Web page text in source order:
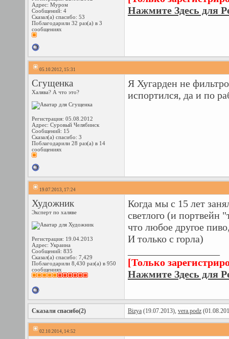
Адрес: Муром
Сообщений: 4
Сказал(а) спасибо: 53
Поблагодарили 32 раз(а) в 3
сообщениях
Нажмите Здесь для
05.10.2012, 15:31
Сгущенка
Халява? А что это?
Регистрация: 05.08.2012
Адрес: Суровый Челябинск
Сообщений: 15
Сказал(а) спасибо: 3
Поблагодарили 28 раз(а) в 14
сообщениях
Я Хугарден не
испортился, да и по
19.07.2013, 17:24
Художник
Эксперт по халяве
Регистрация: 19.04.2013
Адрес: Украина
Сообщений: 835
Сказал(а) спасибо: 7,429
Поблагодарили 8,430 раз(а) в 950
сообщениях
Когда мы с 15 лет
светлого (и портвейн
что любое другое
И только с горла)
[Только
Нажмите Здесь для
Сказали спасибо(2) Bizya (19.07.2013), vera.podz
02.10.2014, 14:52